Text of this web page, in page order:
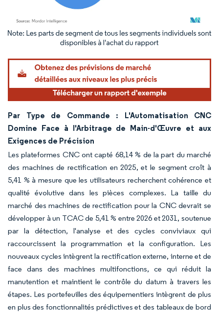
Image © Mordor Intelligence. La réutilisation nécessite une attribution sous CC BY
Par Type de Commande : L'Automatisation CNC
Domine Face à l'Arbitrage de Main-d'Œuvre et aux
Exigences de Précision
Les plateformes CNC ont capté 68,14 % de la part du marché
des machines de rectification en 2025, et le segment croît à
5,41 % à mesure que les utilisateurs recherchent cohérence et
qualité évolutive dans les pièces complexes. La taille du
marché des machines de rectification pour la CNC devrait se
développer à un TCAC de 5,41 % entre 2026 et 2031, soutenue
par la détection, l'analyse et des cycles conviviaux qui
raccourcissent la programmation et la configuration. Les
nouveaux cycles intègrent la rectification externe, interne et de
face dans des machines multifonctions, ce qui réduit la
manutention et maintient le contrôle du datum à travers les
étapes. Les portefeuilles des équipementiers intègrent de plus
en plus des fonctionnalités prédictives et des tableaux de bord